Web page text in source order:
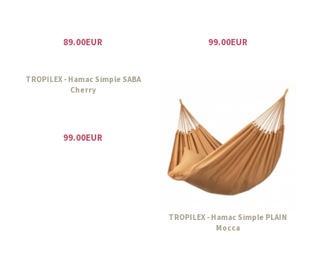
89.00EUR 99.00EUR
TROPILEX - Hamac Simple SABA
Cherry
99.00EUR
TROPILEX - Hamac Simple PLAIN
Mocca